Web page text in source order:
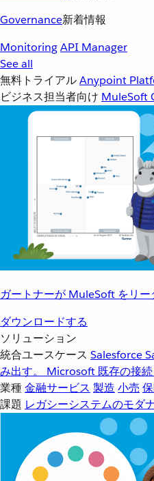
Governance新着情報
MonitoringAPI Manager
See all
無料トライアルAnypoint
ビジネス担当者向け MuleSoft
ガートナーが MuleSoft をリー
ダウンロードする
ソリューション
統合ユースケース Salesforce
み出す。
Microsoft 既存の接
業種金融サービス 製造 小売
課題 レガシーシステムのモダ